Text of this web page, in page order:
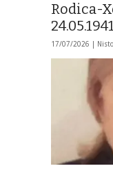
Rodica-
17/07/2026 |